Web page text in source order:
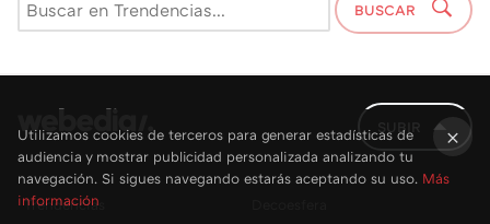
BUSCAR
SUBIR
Trendencias
Utilizamos cookies de terceros para generar estadísticas de
audiencia y mostrar publicidad personalizada analizando tu
navegación. Si sigues navegando estarás aceptando su uso. Más
información